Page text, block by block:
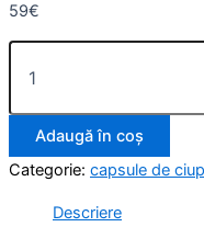
59€
Adaugă în coș
Categorie: capsule de
Descriere